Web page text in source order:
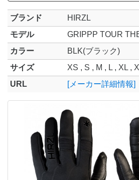
ブランド
HIRZL
モデル
GRIPPP TOUR
カラー
BLK(ブラック)
サイズ
XS , S , M , L , XL ,
URL
[メーカー詳細情報]